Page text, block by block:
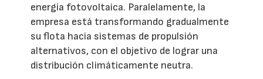
energía fotovoltaica. Paralelamente, la
empresa está transformando gradualmente
su flota hacia sistemas de propulsión
alternativos, con el objetivo de lograr una
distribución climáticamente neutra.